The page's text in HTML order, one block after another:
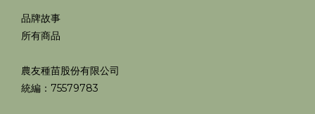
品牌故事
所有商品
農友種苗股份有限公司
統編：75579783